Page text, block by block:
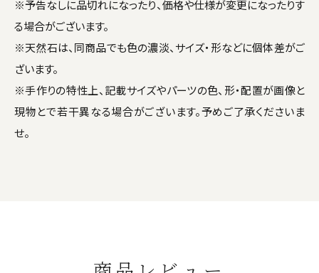
※予告なしに品切れになったり、価格や仕様が変更になったりす
る場合がございます。
※天然石は、同商品でも色の濃淡、サイズ・形などに個体差がご
ざいます。
※手作りの特性上、記載サイズやパーツの色、形・配置が画像と
現物とで若干異なる場合がございます。予めご了承くださいま
せ。